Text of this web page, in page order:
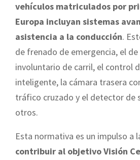
vehículos matriculados por
Europa incluyan sistemas
asistencia a la conducción.
de frenado de emergencia, el
involuntario de carril, el control
inteligente, la cámara trasera
tráfico cruzado y el detector de
otros.
Esta normativa es un impulso a
contribuir al objetivo Visión